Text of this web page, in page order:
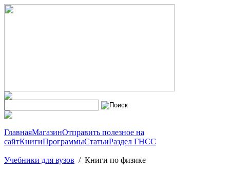
ГлавнаяМагазинОтправить полезное на
сайтКнигиПрограммыСтатьиРаздел ГНСС
Учебники для вузов / Книги по физике